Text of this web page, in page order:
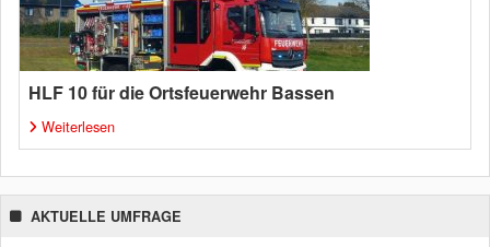
HLF 10 für die Ortsfeuerwehr Bassen
Weiterlesen
AKTUELLE UMFRAGE